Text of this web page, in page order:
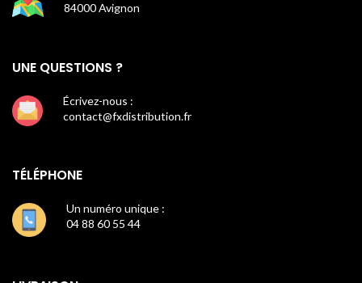
84000 Avignon
UNE QUESTIONS ?
Écrivez-nous :
contact@fxdistribution.fr
TÉLÉPHONE
Un numéro unique :
04 88 60 55 44